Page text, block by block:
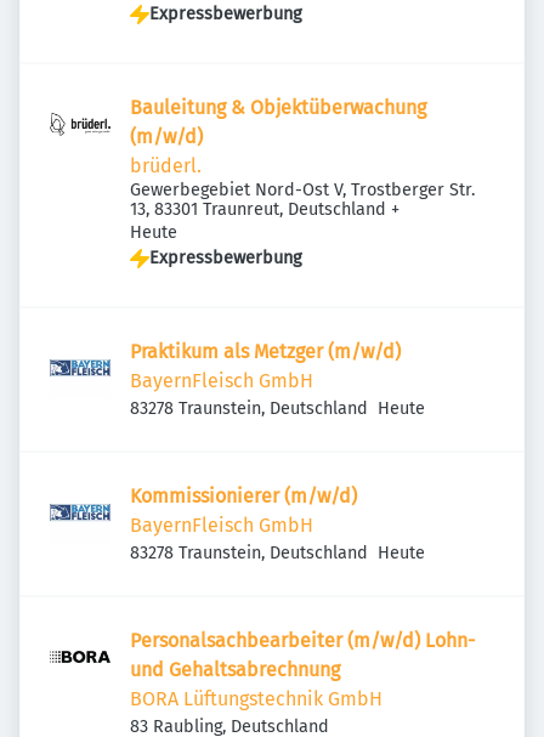
Expressbewerbung
Bauleitung & Objektüberwachung
(m/w/d)
brüderl.
Gewerbegebiet Nord-Ost V, Trostberger Str.
13, 83301 Traunreut, Deutschland +
Veröffentlicht
Heute
Expressbewerbung
Praktikum als Metzger (m/w/d)
BayernFleisch GmbH
83278 Traunstein, Deutschland Veröffentlicht
Heute
Kommissionierer (m/w/d)
BayernFleisch GmbH
83278 Traunstein, Deutschland Veröffentlicht
Heute
Personalsachbearbeiter (m/w/d) Lohn-
und Gehaltsabrechnung
BORA Lüftungstechnik GmbH
83 Raubling, Deutschland